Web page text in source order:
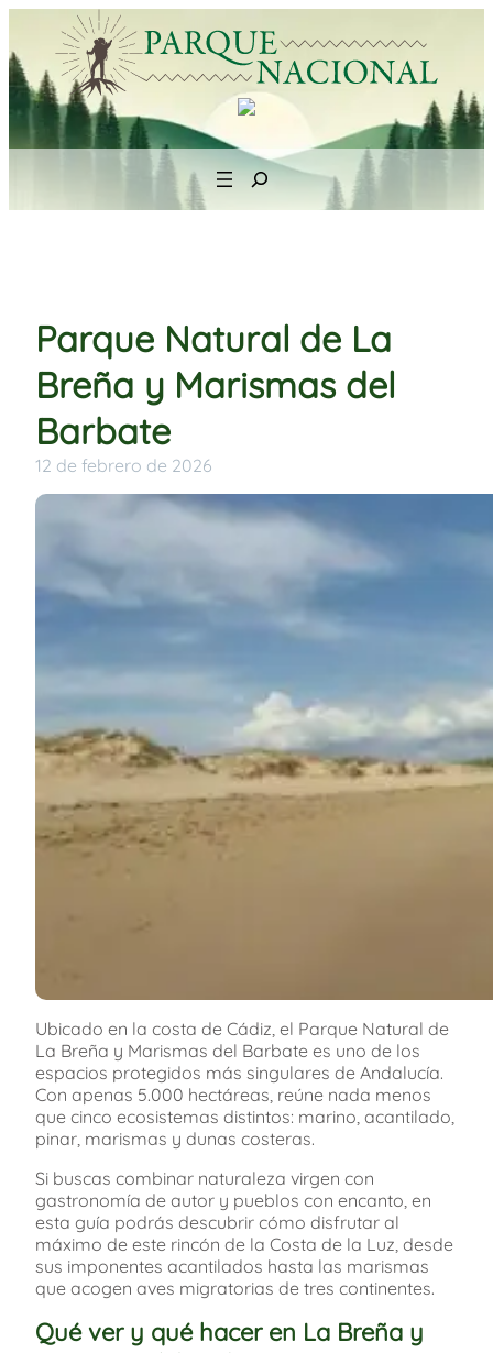
contenido
Search
Parque Natural de La
Breña y Marismas del
Barbate
12 de febrero de 2026
Ubicado en la costa de Cádiz, el Parque Natural de
La Breña y Marismas del Barbate es uno de los
espacios protegidos más singulares de Andalucía.
Con apenas 5.000 hectáreas, reúne nada menos
que cinco ecosistemas distintos: marino, acantilado,
pinar, marismas y dunas costeras.
Si buscas combinar naturaleza virgen con
gastronomía de autor y pueblos con encanto, en
esta guía podrás descubrir cómo disfrutar al
máximo de este rincón de la Costa de la Luz, desde
sus imponentes acantilados hasta las marismas
que acogen aves migratorias de tres continentes.
Qué ver y qué hacer en La Breña y